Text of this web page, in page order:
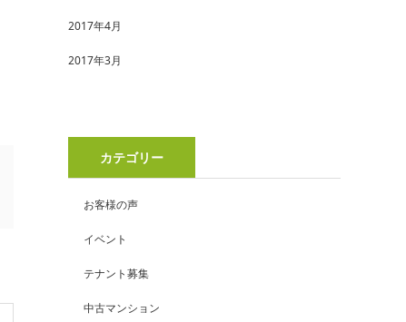
2017年4月
2017年3月
カテゴリー
お客様の声
イベント
テナント募集
中古マンション